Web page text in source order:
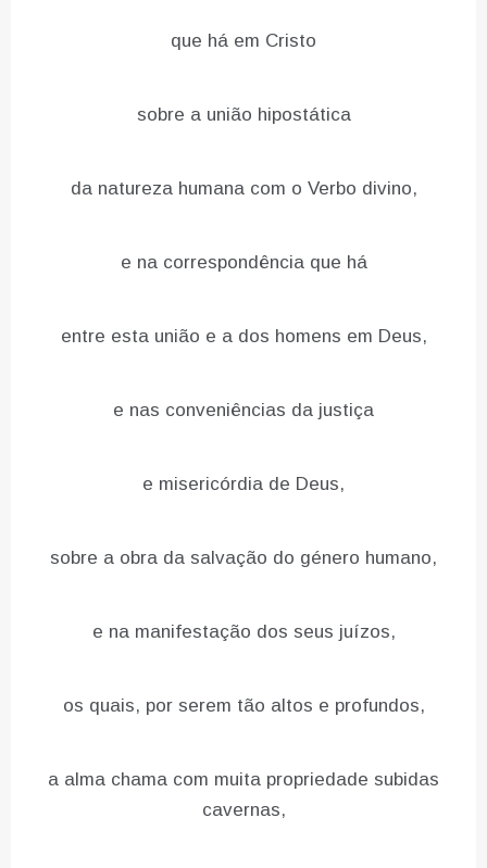
que há em Cristo
sobre a união hipostática
da natureza humana com o Verbo divino,
e na correspondência que há
entre esta união e a dos homens em Deus,
e nas conveniências da justiça
e misericórdia de Deus,
sobre a obra da salvação do género humano,
e na manifestação dos seus juízos,
os quais, por serem tão altos e profundos,
a alma chama com muita propriedade subidas
cavernas,